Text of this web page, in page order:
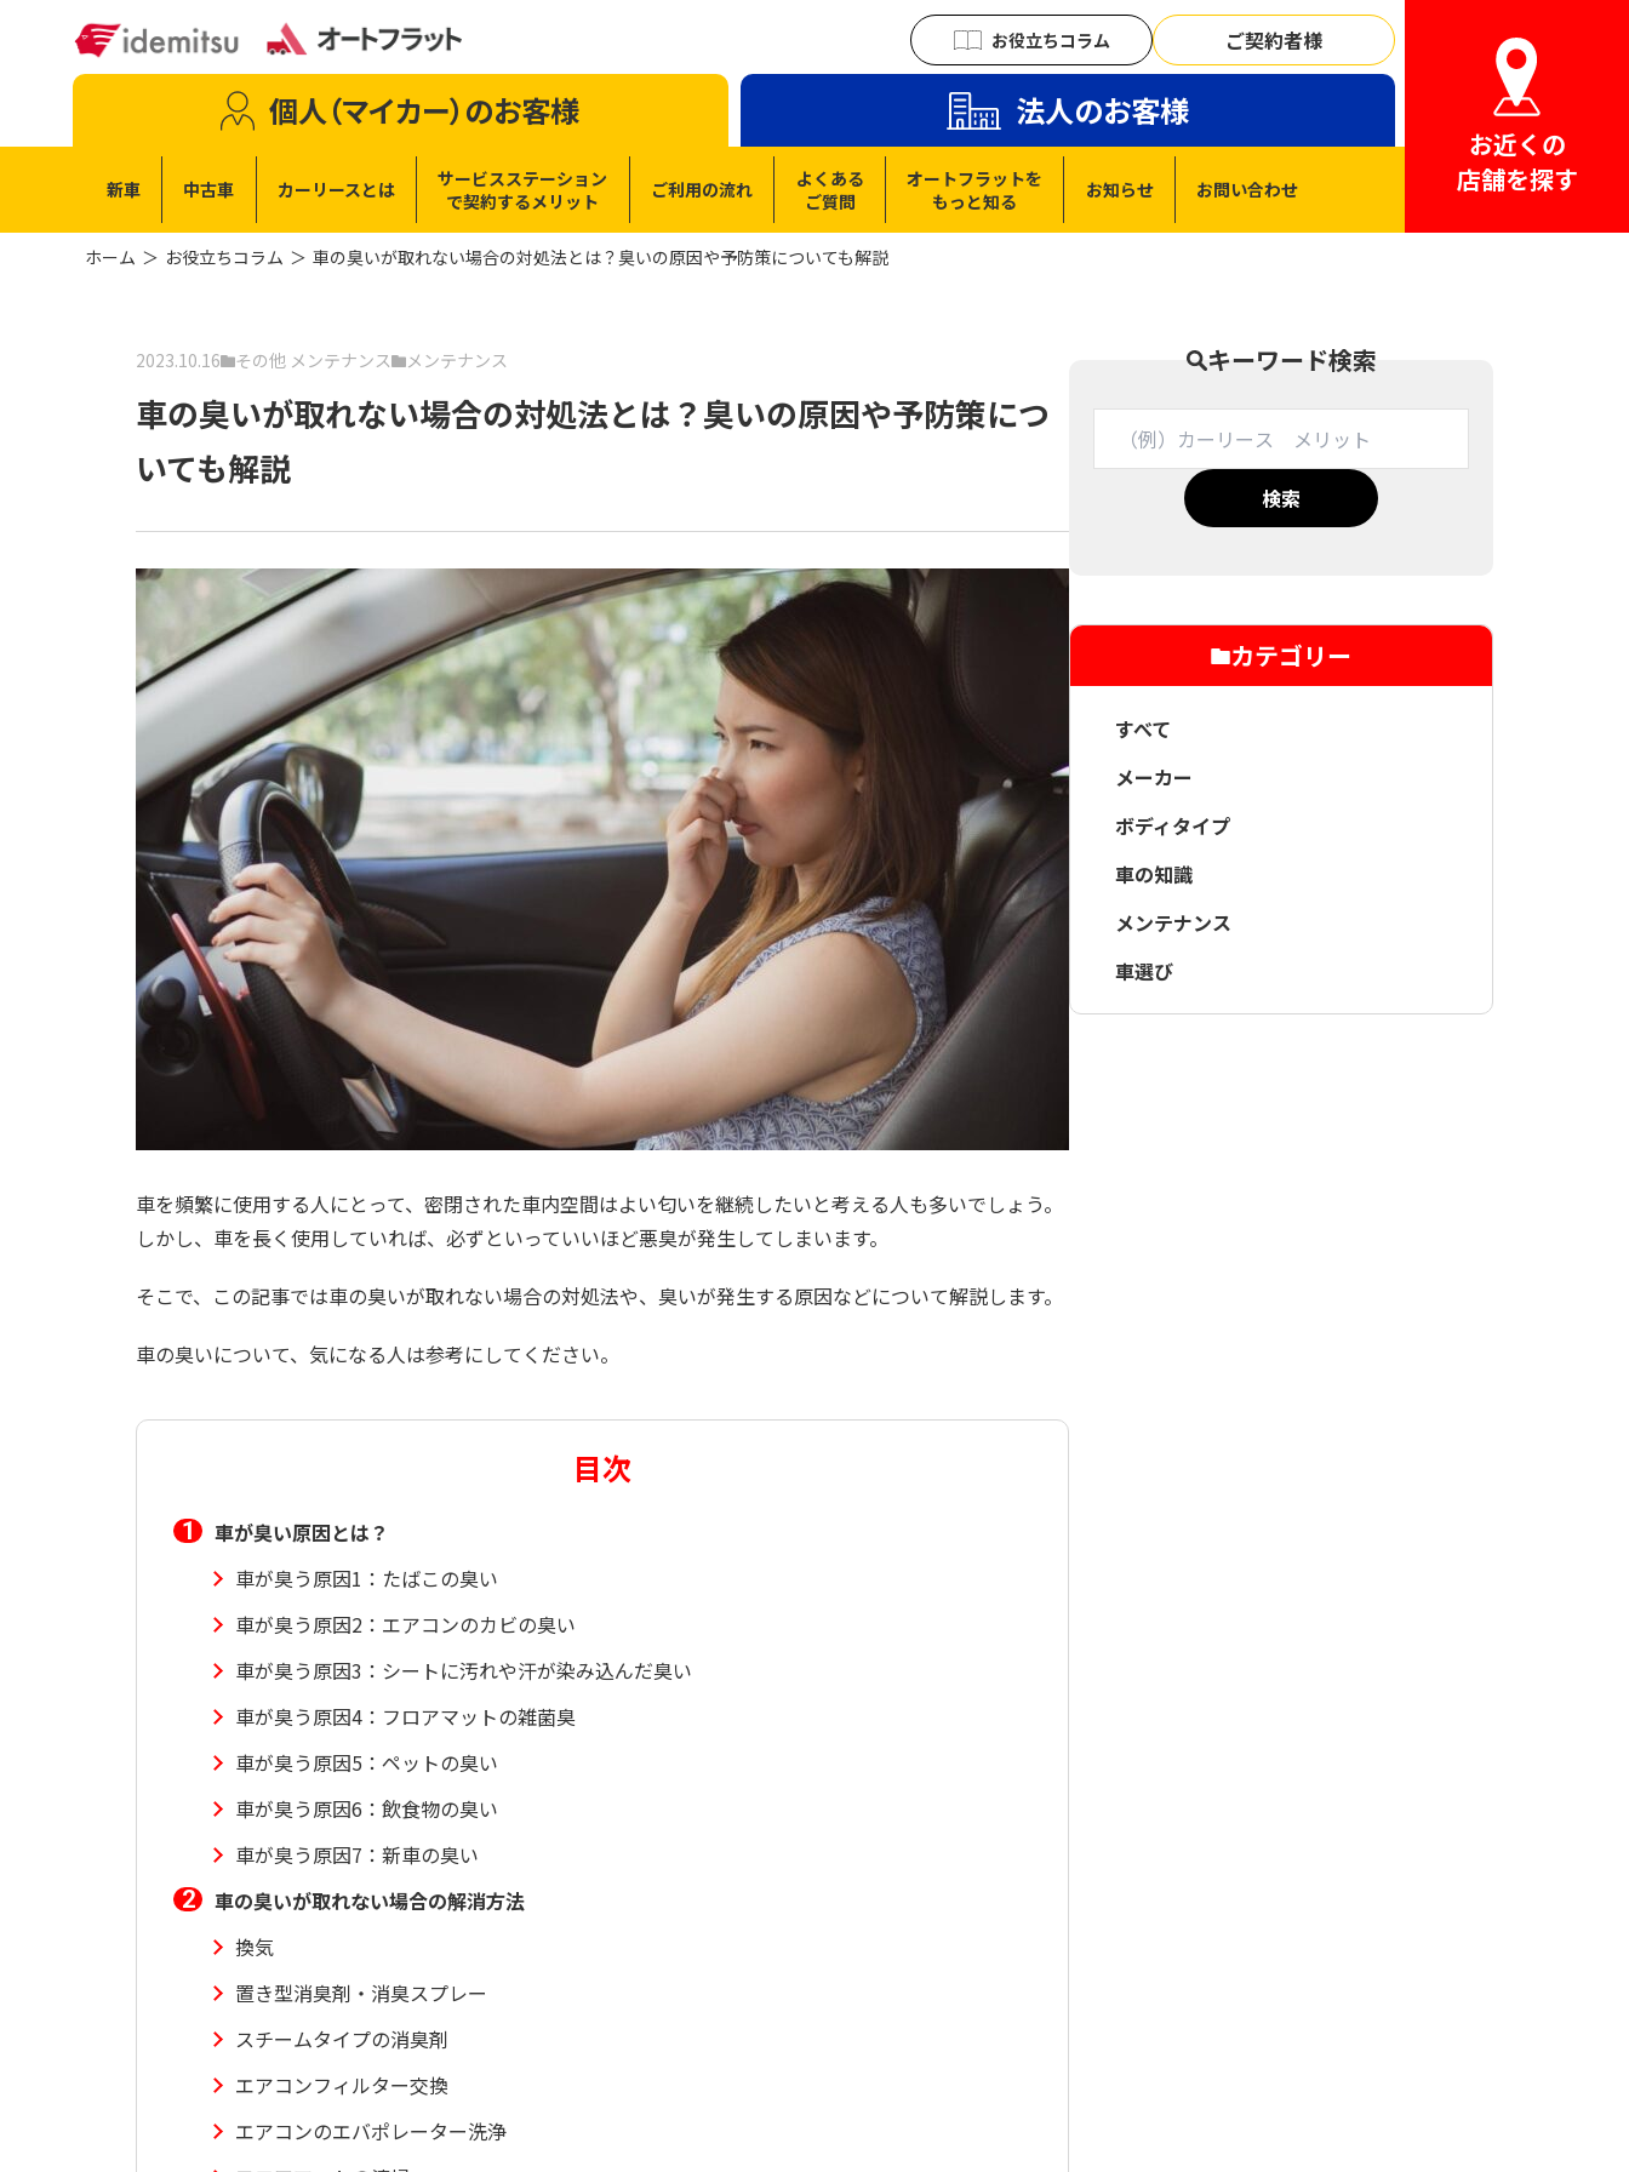
お役立ちコラム ご契約者様
個人（マイカー） のお客様 法人のお客様
新車 中古車 カーリースとは
サービスステーション
で契約するメリット ご利用の流れ
よくある
ご質問
オートフラットを
もっと知る
お知らせ お問い合わせ
お近くの
店舗を探す
ホーム お役立ちコラム 車の臭いが取れない場合の対処法とは？臭いの原因や予防策についても解説
2023.10.16 その他 メンテナンス メンテナンス
車の臭いが取れない場合の対処法とは？臭いの原因や予防策につ
いても解説
車を頻繁に使用する人にとって、密閉された車内空間はよい匂いを継続したいと考える人も多いでしょう。
しかし、車を長く使用していれば、必ずといっていいほど悪臭が発生してしまいます。
そこで、この記事では車の臭いが取れない場合の対処法や、臭いが発生する原因などについて解説します。
車の臭いについて、気になる人は参考にしてください。
目次
車が臭い原因とは？
車が臭う原因1：たばこの臭い
車が臭う原因2：エアコンのカビの臭い
車が臭う原因3：シートに汚れや汗が染み込んだ臭い
車が臭う原因4：フロアマットの雑菌臭
車が臭う原因5：ペットの臭い
車が臭う原因6：飲食物の臭い
車が臭う原因7：新車の臭い
車の臭いが取れない場合の解消方法
換気
置き型消臭剤・消臭スプレー
スチームタイプの消臭剤
エアコンフィルター交換
エアコンのエバポレーター洗浄
キーワード検索
検索
カテゴリー
すべて
メーカー
ボディタイプ
車の知識
メンテナンス
車選び